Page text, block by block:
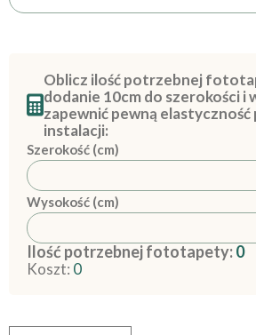
Oblicz ilość potrzebnej
dodanie 10cm do szerokości i
zapewnić pewną elastyczność
instalacji:
Szerokość (cm)
Wysokość (cm)
Ilość potrzebnej fototapety:0
Koszt: 0